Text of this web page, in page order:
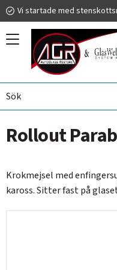
Vi startade med
RUTBYTE
Rollout
Krokmejsel med
kaross. Sitter fast på
019 225 220